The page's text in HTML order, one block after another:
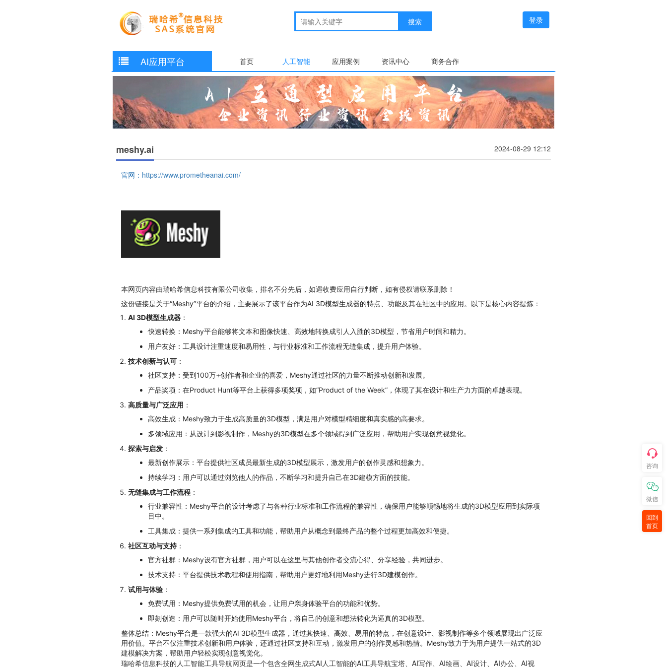
登录
AI应用平台 首页 人工智能 应用案例 资讯中心 商务合作
meshy.ai 2024-08-29 12:12
官网：https://www.prometheanai.com/
本网页内容由瑞哈希信息科技有限公司收集，排名不分先后，如遇收费应用自行判断，如有侵权请联系删除！
这份链接是关于“Meshy”平台的介绍，主要展示了该平台作为AI 3D模型生成器的特点、功能及其在社区中的应用。以下是核心内容提炼：
AI 3D模型生成器 ：
快速转换：Meshy平台能够将文本和图像快速、高效地转换成引人入胜的3D模型，节省用户时间和精力。
用户友好：工具设计注重速度和易用性，与行业标准和工作流程无缝集成，提升用户体验。
技术创新与认可 ：
社区支持：受到100万+创作者和企业的喜爱，Meshy通过社区的力量不断推动创新和发展。
产品奖项：在Product Hunt等平台上获得多项奖项，如“Product of the Week”，体现了其在设计和生产力方面的卓越表现。
高质量与广泛应用 ：
高效生成：Meshy致力于生成高质量的3D模型，满足用户对模型精细度和真实感的高要求。
多领域应用：从设计到影视制作，Meshy的3D模型在多个领域得到广泛应用，帮助用户实现创意视觉化。
探索与启发 ：
最新创作展示：平台提供社区成员最新生成的3D模型展示，激发用户的创作灵感和想象力。
持续学习：用户可以通过浏览他人的作品，不断学习和提升自己在3D建模方面的技能。
无缝集成与工作流程 ：
行业兼容性：Meshy平台的设计考虑了与各种行业标准和工作流程的兼容性，确保用户能够顺畅地将生成的3D模型应用到实际项
目中。
工具集成：提供一系列集成的工具和功能，帮助用户从概念到最终产品的整个过程更加高效和便捷。
社区互动与支持：
官方社群：Meshy设有官方社群，用户可以在这里与其他创作者交流心得、分享经验，共同进步。
技术支持：平台提供技术教程和使用指南，帮助用户更好地利用Meshy进行3D建模创作。
试用与体验 ：
免费试用：Meshy提供免费试用的机会，让用户亲身体验平台的功能和优势。
即刻创造：用户可以随时开始使用Meshy平台，将自己的创意和想法转化为逼真的3D模型。
整体总结：Meshy平台是一款强大的AI 3D模型生成器，通过其快速、高效、易用的特点，在创意设计、影视制作等多个领域展现出广泛应
用价值。平台不仅注重技术创新和用户体验，还通过社区支持和互动，激发用户的创作灵感和热情。Meshy致力于为用户提供一站式的3D
建模解决方案，帮助用户轻松实现创意视觉化。
瑞哈希信息科技的人工智能工具导航网页是一个包含全网生成式AI人工智能的AI工具导航宝塔、AI写作、AI绘画、AI设计、AI办公、AI视
咨询
微信
回到
首页